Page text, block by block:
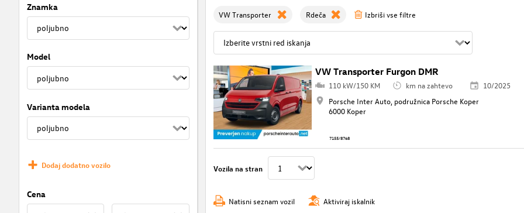
Znamka
Model
Varianta modela
Dodaj dodatno vozilo
Cena
VW Transporter Rdeča Izbriši vse filtre
VW Transporter Furgon DMR
110 kW/150 KM km na zahtevo
10/2025
Porsche Inter Auto, podružnica Porsche Koper
6000 Koper
7155/8768
Vozila na stran
Natisni seznam vozil Aktiviraj iskalnik